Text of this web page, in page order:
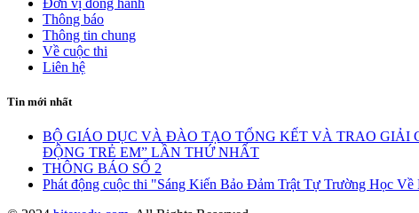
Đơn vị đồng hành
Thông báo
Thông tin chung
Về cuộc thi
Liên hệ
Tin mới nhất
BỘ GIÁO DỤC VÀ ĐÀO TẠO TỔNG KẾT VÀ TRAO GIẢI
ĐỘNG TRẺ EM” LẦN THỨ NHẤT
THÔNG BÁO SỐ 2
Phát động cuộc thi "Sáng Kiến Bảo Đảm Trật Tự Trường Học